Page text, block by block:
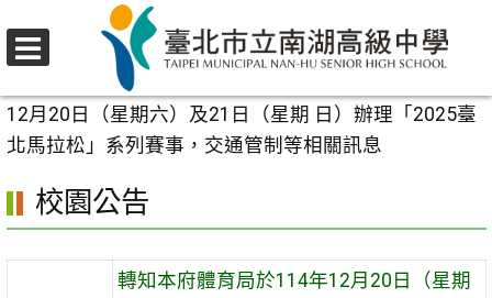
至
要
內
校園公告
12月20日（星期六）及21日（星期 日）辦理「2025臺
北馬拉松」系列賽事，交通管制等相關訊息
校園公告
轉知本府體育局於114年12月20日（星期
選
單